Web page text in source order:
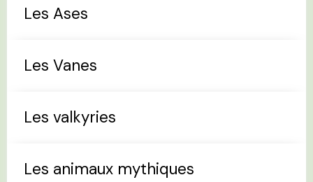
Les Ases
Les Vanes
Les valkyries
Les animaux mythiques